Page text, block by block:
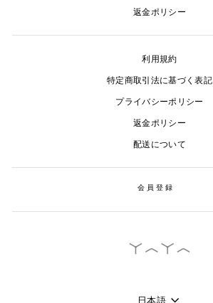
返金ポリシー
利用規約
特定商取引法に基づく表記
プライバシーポリシー
返金ポリシー
配送について
会員登録
日本語